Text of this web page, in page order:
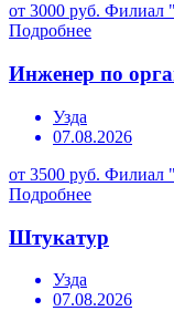
от 3000 руб. Филиал
Подробнее
Инженер по
Узда
07.08.2026
от 3500 руб. Филиал
Подробнее
Штукатур
Узда
07.08.2026